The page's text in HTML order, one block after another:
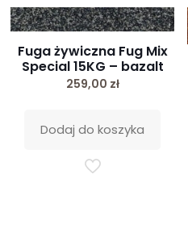
Fuga żywiczna Fug Mix
Special 15KG – bazalt
259,00 zł
Dodaj do koszyka